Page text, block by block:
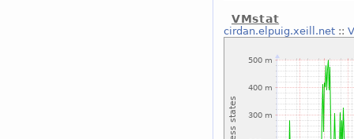
VMstat
cirdan.elpuig.xeill.net::